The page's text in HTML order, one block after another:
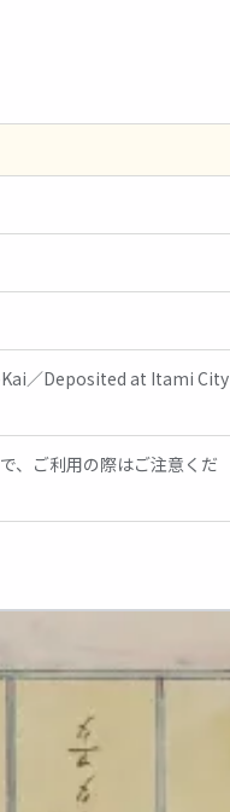
Kai／Deposited at Itami City
、ご利用の際はご注意くだ